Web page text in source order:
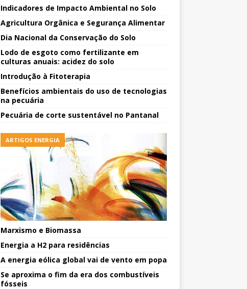
Indicadores de Impacto Ambiental no Solo
Agricultura Orgânica e Segurança Alimentar
Dia Nacional da Conservação do Solo
Lodo de esgoto como fertilizante em
culturas anuais: acidez do solo
Introdução à Fitoterapia
Benefícios ambientais do uso de tecnologias
na pecuária
Pecuária de corte sustentável no Pantanal
ARTIGOS ENERGIA
Marxismo e Biomassa
Energia a H2 para residências
A energia eólica global vai de vento em popa
Se aproxima o fim da era dos combustíveis
fósseis